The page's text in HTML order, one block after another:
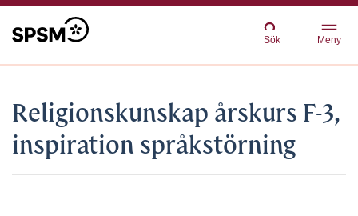
Sök Meny
Religionskunskap årskurs F-3,
inspiration språkstörning